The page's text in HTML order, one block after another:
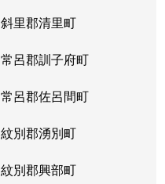
斜里郡清里町
常呂郡訓子府町
常呂郡佐呂間町
紋別郡湧別町
紋別郡興部町